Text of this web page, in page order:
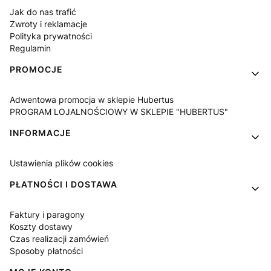
Jak do nas trafić
Zwroty i reklamacje
Polityka prywatności
Regulamin
PROMOCJE
Adwentowa promocja w sklepie Hubertus
PROGRAM LOJALNOŚCIOWY W SKLEPIE "HUBERTUS"
INFORMACJE
Ustawienia plików cookies
PŁATNOŚCI I DOSTAWA
Faktury i paragony
Koszty dostawy
Czas realizacji zamówień
Sposoby płatności